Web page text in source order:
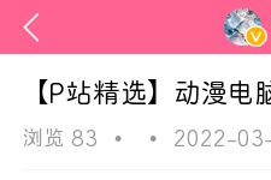
【P站精选】动漫
浏览 83 • • 2022-